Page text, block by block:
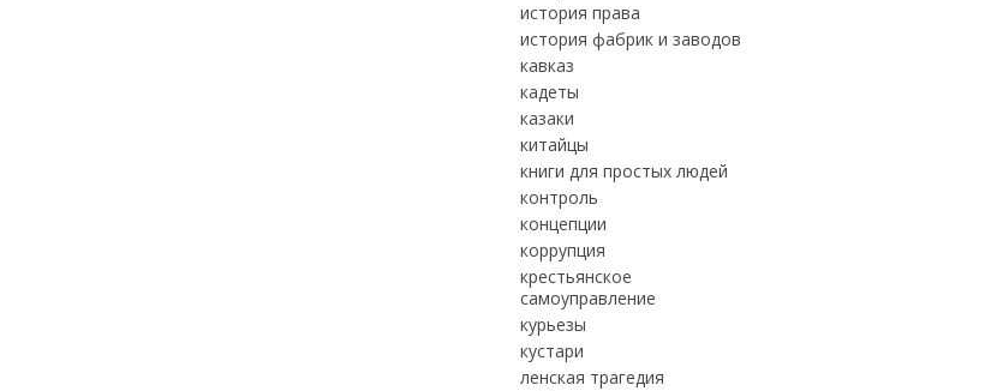
история права
история фабрик и заводов
кавказ
кадеты
казаки
китайцы
книги для простых людей
контроль
концепции
коррупция
крестьянское
самоуправление
курьезы
кустари
ленская трагедия